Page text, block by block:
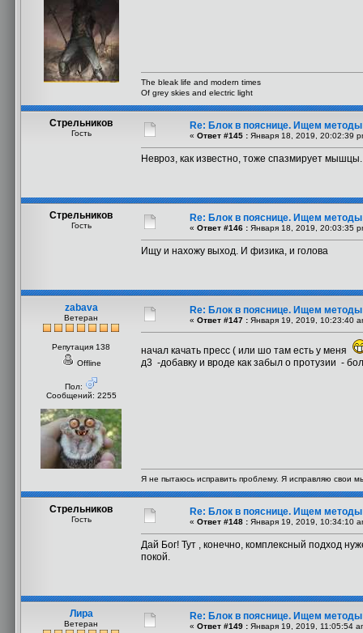
The bleak life and modern times
Of grey skies and electric light
Стрельников
Гость
Re: Блок в пояснице. Ищем методы
« Ответ #145 : Января 18, 2019, 20:02:39
Невроз, как известно, тоже спазмирует
Стрельников
Гость
Re: Блок в пояснице. Ищем методы
« Ответ #146 : Января 18, 2019, 20:03:35
Ищу и нахожу выход. И физика, и голова
zabava
Ветеран
Репутация 138
Offline
Пол:
Сообщений: 2255
Re: Блок в пояснице. Ищем методы
« Ответ #147 : Января 19, 2019, 10:23:40
начал качать пресс ( или шо там есть у меня
д3 -добавку и вроде как забыл о протузии -
Я не пытаюсь исправить проблему. Я исправляю свои
Стрельников
Гость
Re: Блок в пояснице. Ищем методы
« Ответ #148 : Января 19, 2019, 10:34:10
Дай Бог! Тут , конечно, комплексный подход
покой.
Лира
Ветеран
Re: Блок в пояснице. Ищем методы
« Ответ #149 : Января 19, 2019, 11:05:54